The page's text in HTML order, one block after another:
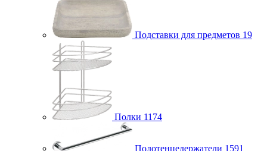
Подставки для предметов 19
Полки 1174
Полотенцедержатели 1591